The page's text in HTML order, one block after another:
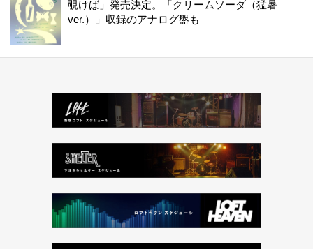
覗けば」発売決定。「クリームソーダ（猛暑
ver.）」収録のアナログ盤も